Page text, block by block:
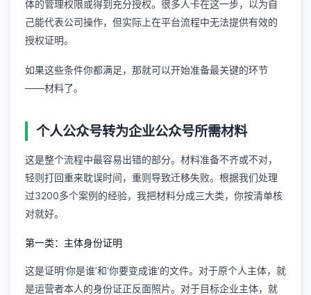
体的管理权限或得到充分授权。很多人卡在这一步，以为自
己能代表公司操作，但实际上在平台流程中无法提供有效的
授权证明。
如果这些条件你都满足，那就可以开始准备最关键的环节
——材料了。
个人公众号转为企业公众号所需材料
这是整个流程中最容易出错的部分。材料准备不齐或不对，
轻则打回重来耽误时间，重则导致迁移失败。根据我们处理
过3200多个案例的经验，我把材料分成三大类，你按清单核
对就好。
第一类：主体身份证明
这是证明‘你是谁’和‘你要变成谁’的文件。对于原个人主体，就
是运营者本人的身份证正反面照片。对于目标企业主体，就